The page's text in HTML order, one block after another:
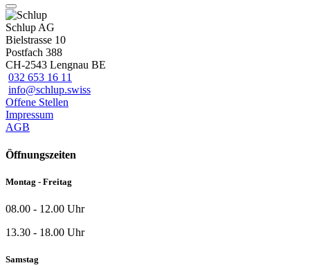
Schlup AG
Bielstrasse 10
Postfach 388
CH-2543 Lengnau BE
032 653 16 11
info@schlup.swiss
Offene Stellen
Impressum
AGB
Öffnungszeiten
Montag - Freitag
08.00 - 12.00 Uhr
13.30 - 18.00 Uhr
Samstag